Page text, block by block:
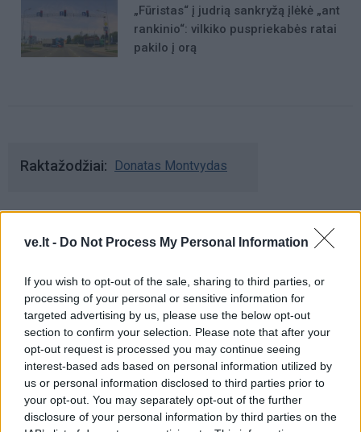
ve.lt - Do Not Process My Personal Information
If you wish to opt-out of the sale, sharing to third parties, or
processing of your personal or sensitive information for
targeted advertising by us, please use the below opt-out
section to confirm your selection. Please note that after your
opt-out request is processed you may continue seeing
interest-based ads based on personal information utilized by
us or personal information disclosed to third parties prior to
your opt-out. You may separately opt-out of the further
disclosure of your personal information by third parties on the
„Fūristas“ į judrią sankryžą įlėkė „ant
rankinio“: vilkiko puspriekabės ratai
pakilo į orą
Raktažodžiai Donatas Montvydas
Komentarai
Rašyti komentarą
Jūsų vardas
Komentaras